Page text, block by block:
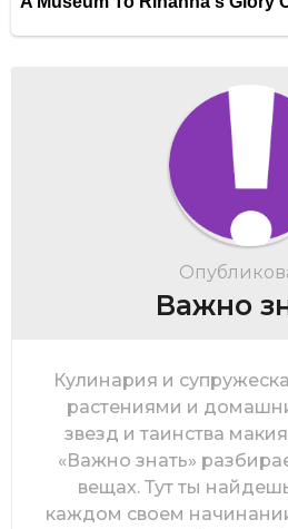
Важно
Кулинария и
растениями и
звезд и таинства
«Важно знать»
вещах. Тут ты
каждом своем